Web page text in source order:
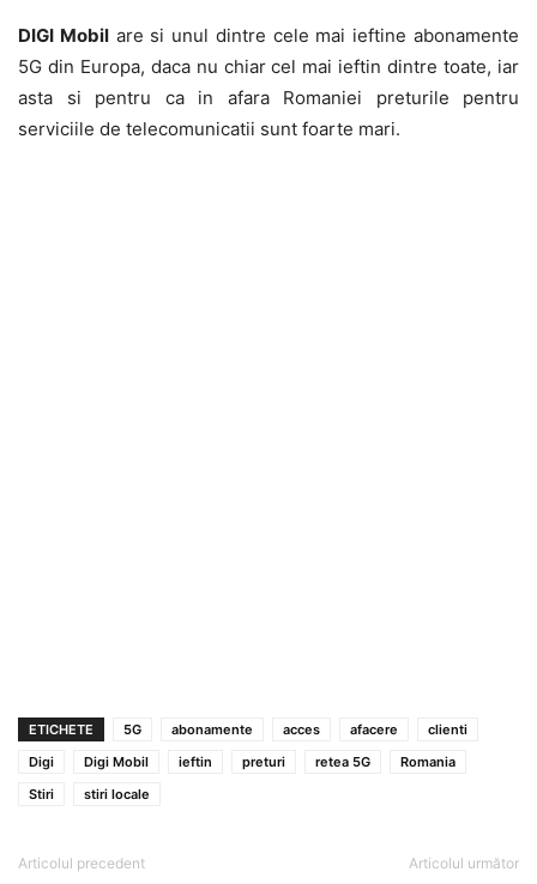
DIGI Mobilare si unul dintre cele mai ieftine abonamente
5G din Europa, daca nu chiar cel mai ieftin dintre toate, iar
asta si pentru ca in afara Romaniei preturile pentru
serviciile de telecomunicatii sunt foarte mari.
ETICHETE 5G abonamente acces afacere
clienti
Digi
Digi Mobil ieftin preturi retea 5G
Romania
Stiri
stiri locale
Articolul precedent Articolul următor